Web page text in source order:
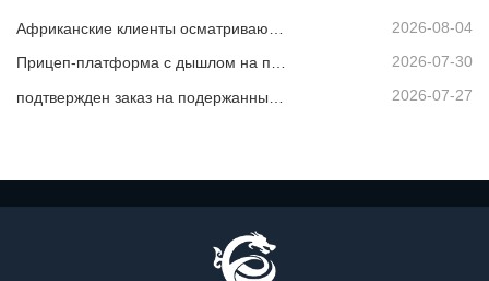
2026-08-04
Прицеп-платформа с дышлом на продажу 2026-07-30
2026-07-27